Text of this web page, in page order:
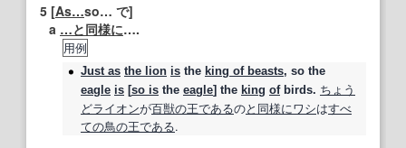
5 [As…so… で]
a …と同様に….
用例
Just as the lion is the king of beasts, so the
eagle is [so is the eagle] the king ofbirds. ちょう
どライオンが百獣の王であるのと同様にワシはすべ
ての鳥の王である.